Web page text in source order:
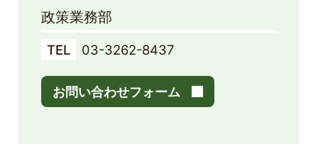
政策業務部
TEL 03-3262-8437
お問い合わせフォーム